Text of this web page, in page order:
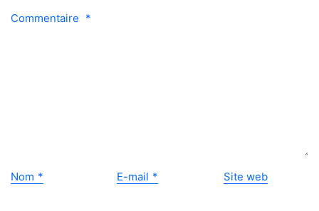
Commentaire *
Nom * E-mail * Site web